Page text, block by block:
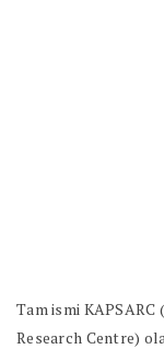
Tam ismi
Research Centre)